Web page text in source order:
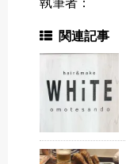
執筆者：
関連記事